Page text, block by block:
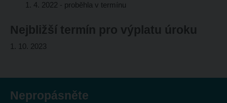
1. 4. 2022 - proběhla v termínu
Nejbližší termín pro výplatu úroku
1. 10. 2023
Nepropásněte